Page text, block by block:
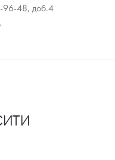
48, доб.4